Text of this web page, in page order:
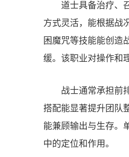
道士具备治疗、
方式灵活，能根据战
困魔咒等技能能创造
缓。该职业对操作和
战士通常承担前
搭配能显著提升团队
能兼顾输出与生存。
中的定位和作用。